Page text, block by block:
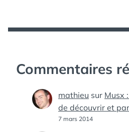
Commentaires
mathieu sur Musx
de découvrir et
7 mars 2014